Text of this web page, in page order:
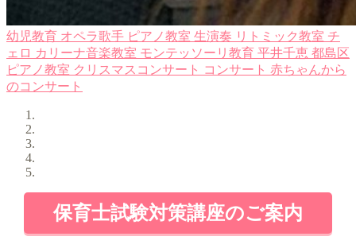
幼児教育 オペラ歌手 ピアノ教室 生演奏 リトミック教室 チ
ェロ カリーナ音楽教室 モンテッソーリ教育 平井千恵 都島区
ピアノ教室 クリスマスコンサート コンサート 赤ちゃんから
のコンサート
保育士試験対策講座のご案内